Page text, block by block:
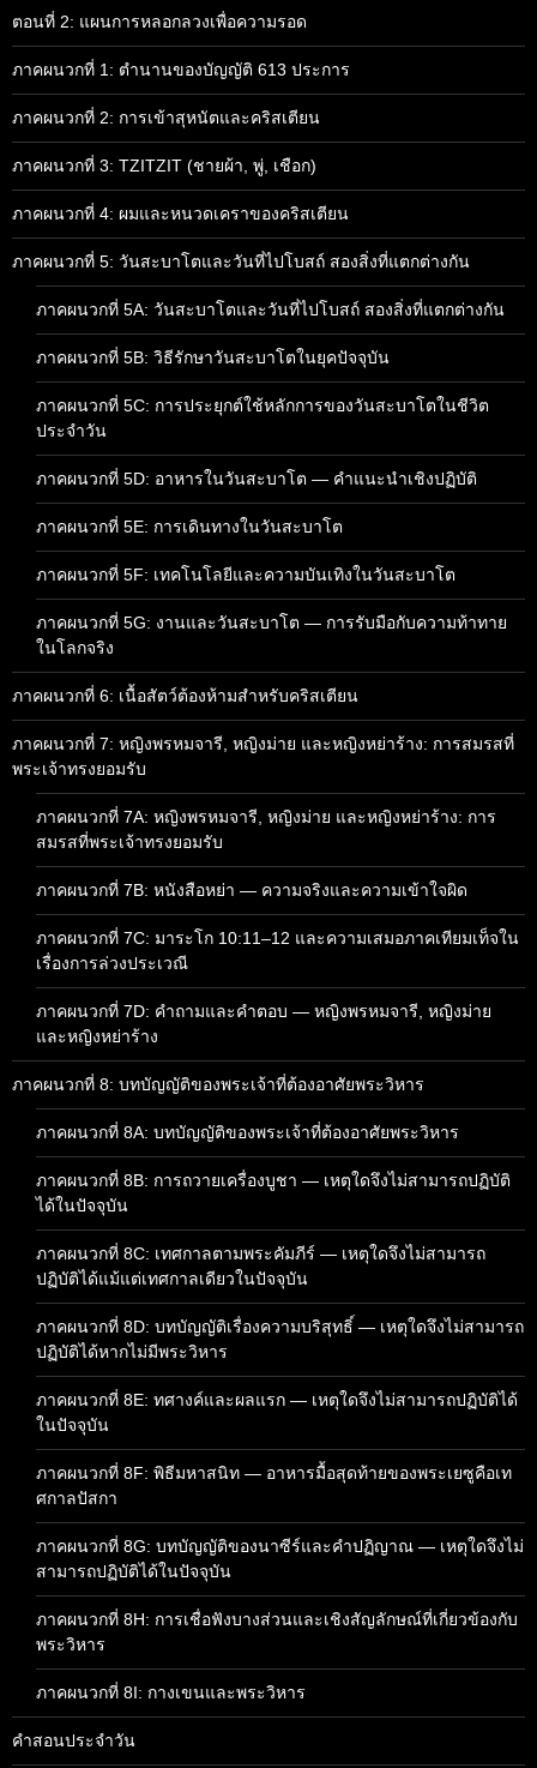
ตอนที่ 2: แผนการหลอกลวงเพื่อความรอด
ภาคผนวกที่ 1: ตำนานของบัญญัติ 613 ประการ
ภาคผนวกที่ 2: การเข้าสุหนัตและคริสเตียน
ภาคผนวกที่ 3: TZITZIT (ชายผ้า, พู่, เชือก)
ภาคผนวกที่ 4: ผมและหนวดเคราของคริสเตียน
ภาคผนวกที่ 5: วันสะบาโตและวันที่ไปโบสถ์ สองสิ่งที่แตกต่างกัน
ภาคผนวกที่ 5A: วันสะบาโตและวันที่ไปโบสถ์ สองสิ่งที่แตกต่างกัน
ภาคผนวกที่ 5B: วิธีรักษาวันสะบาโตในยุคปัจจุบัน
ภาคผนวกที่ 5C: การประยุกต์ใช้หลักการของวันสะบาโตในชีวิต
ประจำวัน
ภาคผนวกที่ 5D: อาหารในวันสะบาโต — คำแนะนำเชิงปฏิบัติ
ภาคผนวกที่ 5E: การเดินทางในวันสะบาโต
ภาคผนวกที่ 5F: เทคโนโลยีและความบันเทิงในวันสะบาโต
ภาคผนวกที่ 5G: งานและวันสะบาโต — การรับมือกับความท้าทาย
ในโลกจริง
ภาคผนวกที่ 6: เนื้อสัตว์ต้องห้ามสำหรับคริสเตียน
ภาคผนวกที่ 7: หญิงพรหมจารี, หญิงม่าย และหญิงหย่าร้าง: การสมรสที่
พระเจ้าทรงยอมรับ
ภาคผนวกที่ 7A: หญิงพรหมจารี, หญิงม่าย และหญิงหย่าร้าง: การ
สมรสที่พระเจ้าทรงยอมรับ
ภาคผนวกที่ 7B: หนังสือหย่า — ความจริงและความเข้าใจผิด
ภาคผนวกที่ 7C: มาระโก 10:11–12 และความเสมอภาคเทียมเท็จใน
เรื่องการล่วงประเวณี
ภาคผนวกที่ 7D: คำถามและคำตอบ — หญิงพรหมจารี, หญิงม่าย
และหญิงหย่าร้าง
ภาคผนวกที่ 8: บทบัญญัติของพระเจ้าที่ต้องอาศัยพระวิหาร
ภาคผนวกที่ 8A: บทบัญญัติของพระเจ้าที่ต้องอาศัยพระวิหาร
ภาคผนวกที่ 8B: การถวายเครื่องบูชา — เหตุใดจึงไม่สามารถปฏิบัติ
ได้ในปัจจุบัน
ภาคผนวกที่ 8C: เทศกาลตามพระคัมภีร์ — เหตุใดจึงไม่สามารถ
ปฏิบัติได้แม้แต่เทศกาลเดียวในปัจจุบัน
ภาคผนวกที่ 8D: บทบัญญัติเรื่องความบริสุทธิ์ — เหตุใดจึงไม่สามารถ
ปฏิบัติได้หากไม่มีพระวิหาร
ภาคผนวกที่ 8E: ทศางค์และผลแรก — เหตุใดจึงไม่สามารถปฏิบัติได้
ในปัจจุบัน
ภาคผนวกที่ 8F: พิธีมหาสนิท — อาหารมื้อสุดท้ายของพระเยซูคือเท
ศกาลปัสกา
ภาคผนวกที่ 8G: บทบัญญัติของนาซีร์และคำปฏิญาณ — เหตุใดจึงไม่
สามารถปฏิบัติได้ในปัจจุบัน
ภาคผนวกที่ 8H: การเชื่อฟังบางส่วนและเชิงสัญลักษณ์ที่เกี่ยวข้องกับ
พระวิหาร
ภาคผนวกที่ 8I: กางเขนและพระวิหาร
คำสอนประจำวัน